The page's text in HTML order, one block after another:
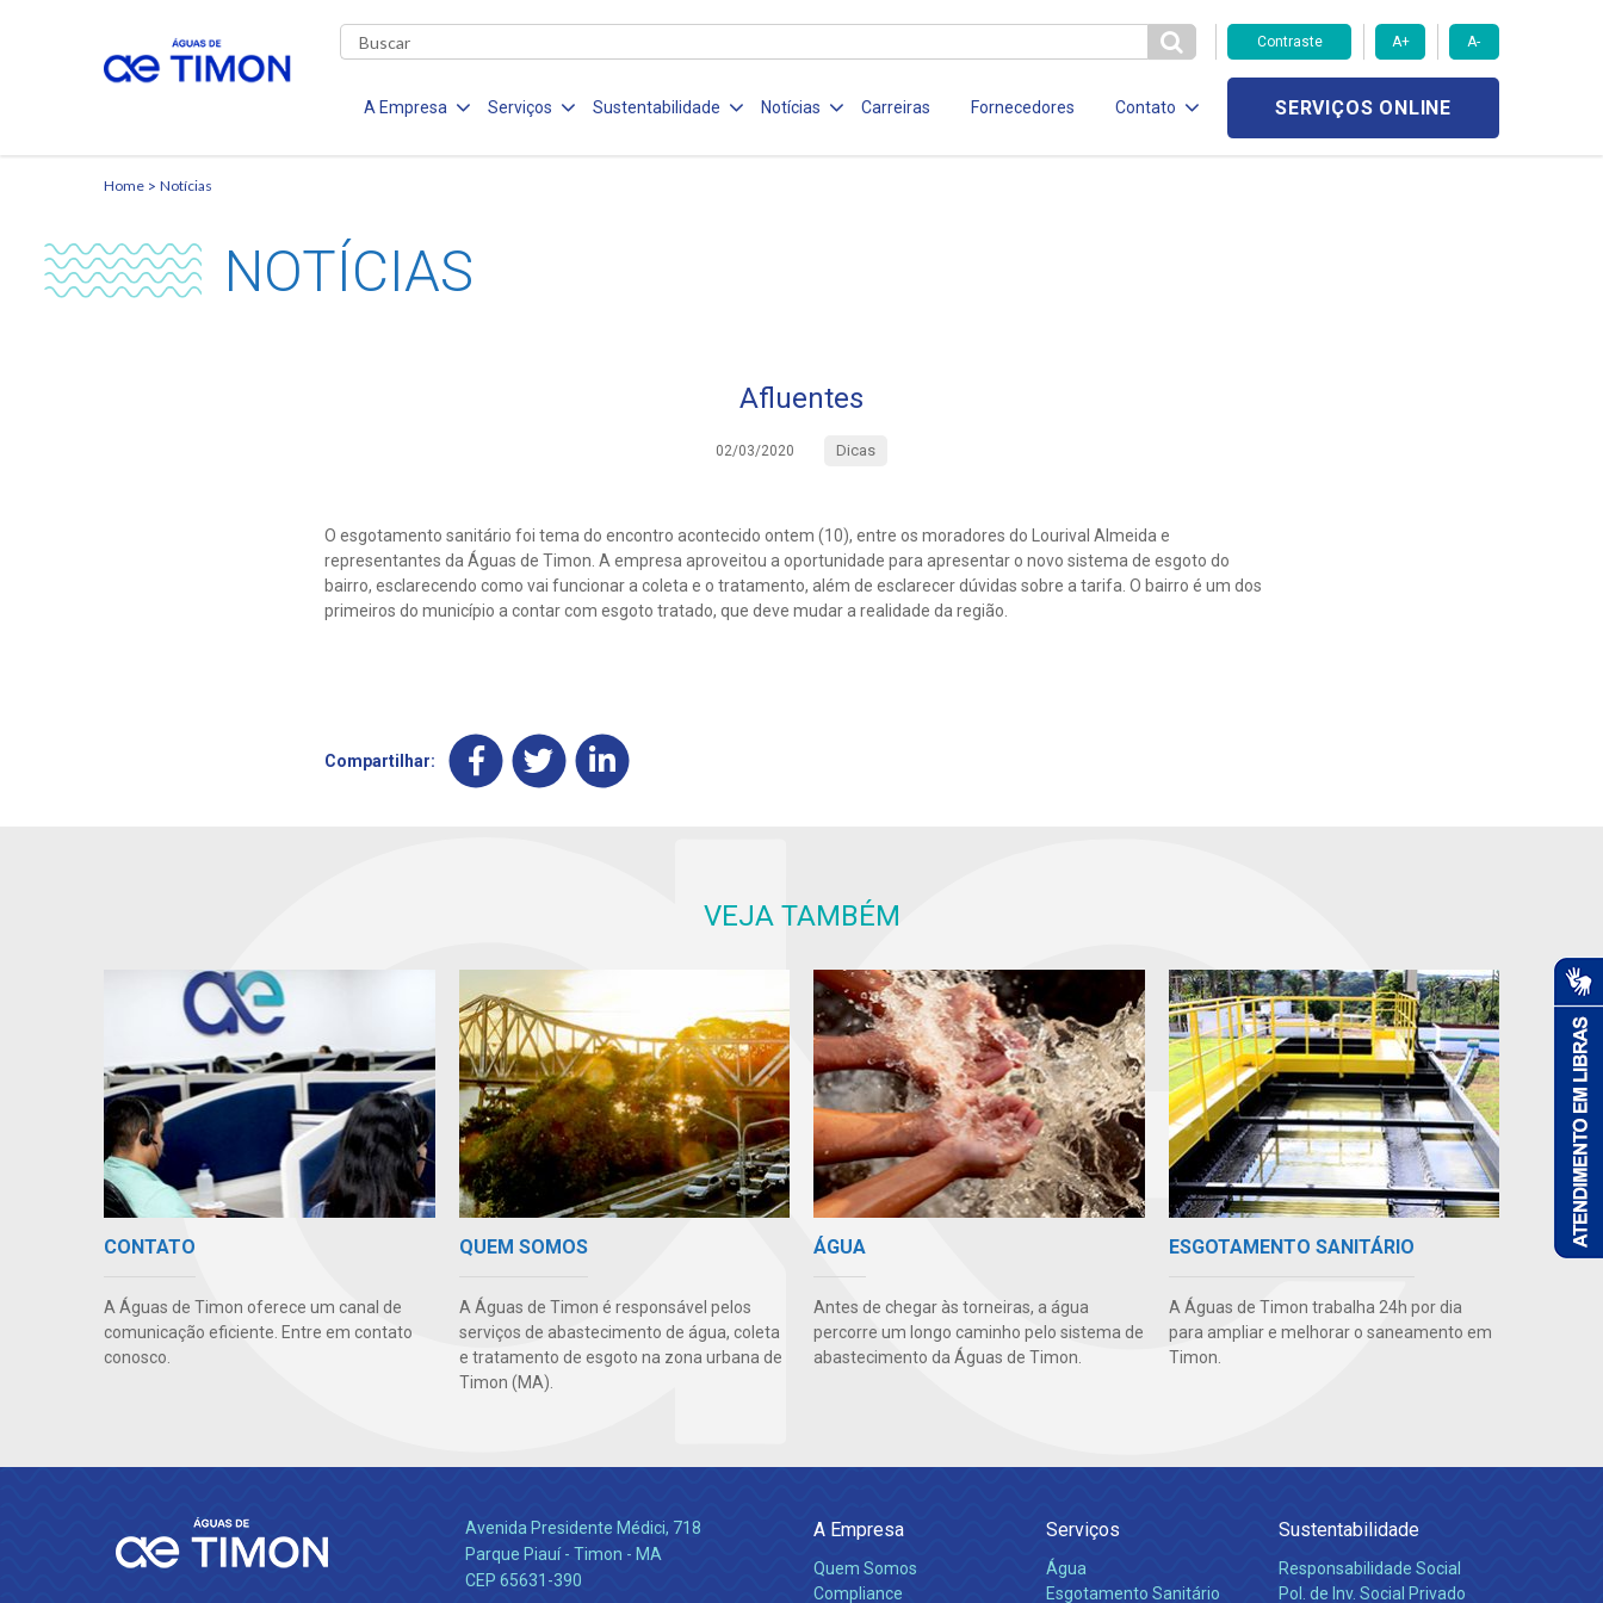
Contraste A+ A-
A Empresa Serviços Sustentabilidade Notícias Carreiras Fornecedores Contato SERVIÇOS ONLINE
Home Notícias
NOTÍCIAS
Afluentes
02/03/2020 Dicas
O esgotamento sanitário foi tema do encontro acontecido ontem (10), entre os moradores do Lourival Almeida e
representantes da Águas de Timon. A empresa aproveitou a oportunidade para apresentar o novo sistema de esgoto do
bairro, esclarecendo como vai funcionar a coleta e o tratamento, além de esclarecer dúvidas sobre a tarifa. O bairro é um dos
primeiros do município a contar com esgoto tratado, que deve mudar a realidade da região.
Compartilhar:
VEJA TAMBÉM
CONTATO
A Águas de Timon oferece um canal de
comunicação eficiente. Entre em contato
conosco.
QUEM SOMOS
A Águas de Timon é responsável pelos
serviços de abastecimento de água, coleta
e tratamento de esgoto na zona urbana de
Timon (MA).
ÁGUA
Antes de chegar às torneiras, a água
percorre um longo caminho pelo sistema de
abastecimento da Águas de Timon.
ESGOTAMENTO SANITÁRIO
A Águas de Timon trabalha 24h por dia
para ampliar e melhorar o saneamento em
Timon.
Avenida Presidente Médici, 718
Parque Piauí - Timon - MA
CEP 65631-390
A Empresa
Quem Somos
Compliance
Serviços
Água
Esgotamento Sanitário
Sustentabilidade
Responsabilidade Social
Pol. de Inv. Social Privado